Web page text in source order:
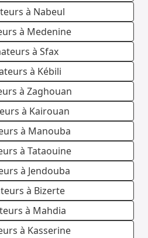
à Nabeul
à Medenine
à Sfax
à Kébili
à Zaghouan
à Kairouan
à Manouba
à Tataouine
à Jendouba
à Bizerte
à Mahdia
à Kasserine